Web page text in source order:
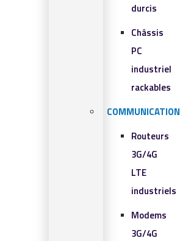
durcis
Châssis
PC
industriel
rackables​
COMMUNICATION
Routeurs
3G/4G
LTE
industriels
Modems
3G/4G